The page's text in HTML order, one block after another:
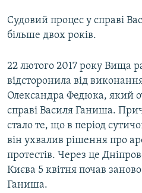
Судовий процес у справі
більше двох років.
22 лютого 2017 року Вища
відсторонила від
Олександра Федюка, який
справі Василя Ганиша.
стало те, що в період
він ухвалив рішення про
протестів. Через це
Києва 5 квітня почав
Ганиша.